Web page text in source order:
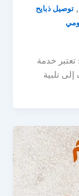
,توصيل ذبايح
خدمة
تلبية